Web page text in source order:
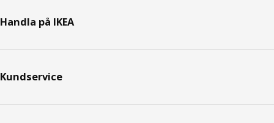
Handla på IKEA
Kundservice